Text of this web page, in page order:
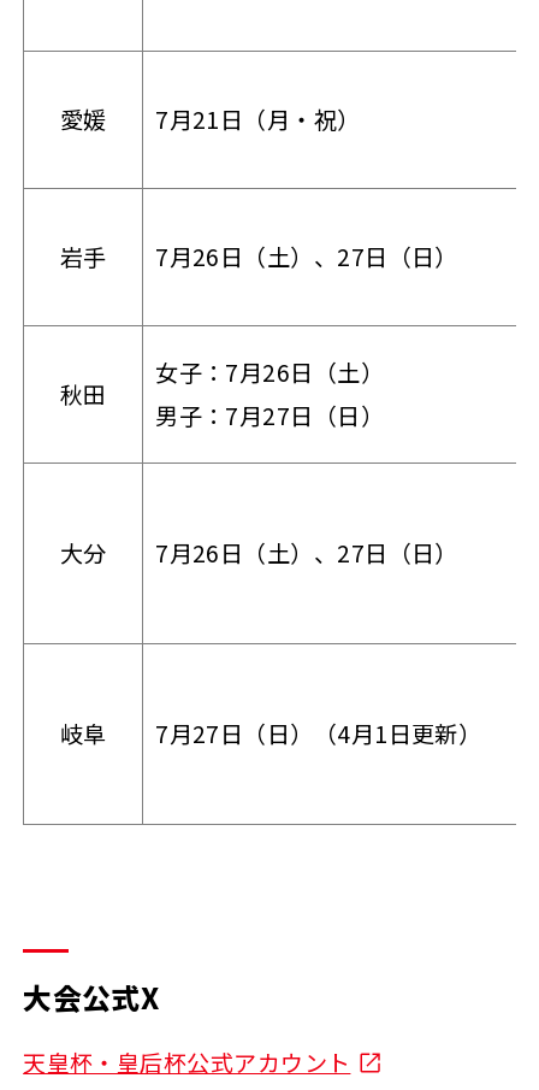
愛媛 7月21日（月・祝）
岩手 7月26日（土）、27日（日）
秋田
女子：7月26日（土）
男子：7月27日（日）
大分 7月26日（土）、27日（日）
岐阜 7月27日（日）（4月1日更新）
大会公式X
天皇杯・皇后杯公式アカウント